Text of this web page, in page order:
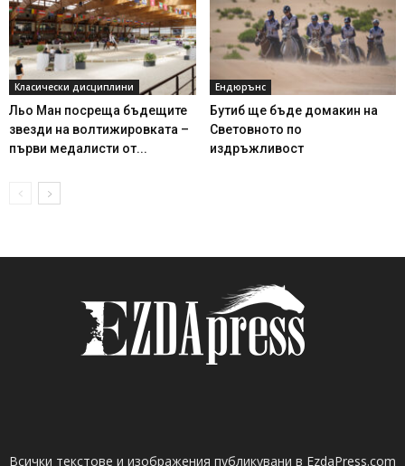
Класически дисциплини
Льо Ман посреща бъдещите
звезди на волтижировката –
първи медалисти от...
Ендюрънс
Бутиб ще бъде домакин на
Световното по
издръжливост
Всички текстове и изображения публикувани в EzdaPress.com